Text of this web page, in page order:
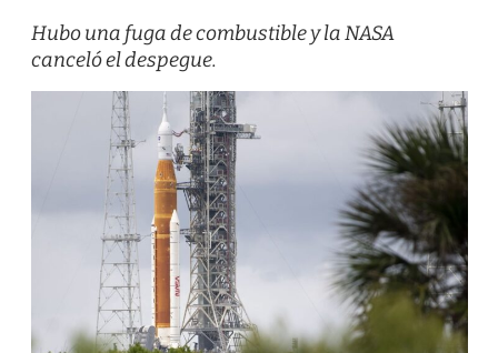
Hubo una fuga de combustible y la NASA
canceló el despegue.